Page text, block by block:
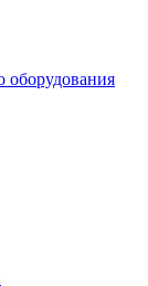
оборудования